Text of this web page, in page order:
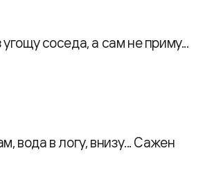
соседа, а сам не приму...
вода в логу, внизу... Сажен